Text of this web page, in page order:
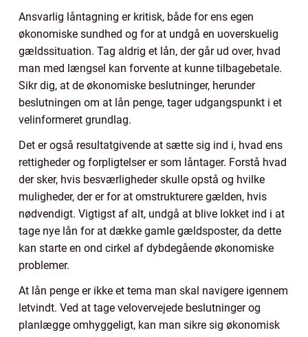
Ansvarlig låntagning er kritisk, både for ens egen
økonomiske sundhed og for at undgå en uoverskuelig
gældssituation. Tag aldrig et lån, der går ud over, hvad
man med længsel kan forvente at kunne tilbagebetale.
Sikr dig, at de økonomiske beslutninger, herunder
beslutningen om at lån penge, tager udgangspunkt i et
velinformeret grundlag.
Det er også resultatgivende at sætte sig ind i, hvad ens
rettigheder og forpligtelser er som låntager. Forstå hvad
der sker, hvis besværligheder skulle opstå og hvilke
muligheder, der er for at omstrukturere gælden, hvis
nødvendigt. Vigtigst af alt, undgå at blive lokket ind i at
tage nye lån for at dække gamle gældsposter, da dette
kan starte en ond cirkel af dybdegående økonomiske
problemer.
At lån penge er ikke et tema man skal navigere igennem
letvindt. Ved at tage velovervejede beslutninger og
planlægge omhyggeligt, kan man sikre sig økonomisk